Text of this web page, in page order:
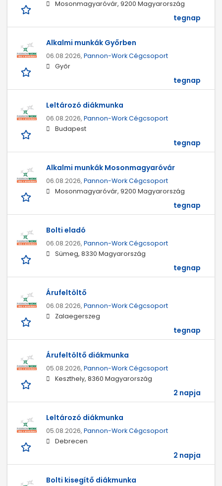
Mosonmagyaróvár, 9200 Magyarország
tegnap
Alkalmi munkák Győrben
06.08.2026, Pannon-Work Cégcsoport
Győr
tegnap
Leltározó diákmunka
06.08.2026, Pannon-Work Cégcsoport
Budapest
tegnap
Alkalmi munkák Mosonmagyaróvár
06.08.2026, Pannon-Work Cégcsoport
Mosonmagyaróvár, 9200 Magyarország
tegnap
Bolti eladó
06.08.2026, Pannon-Work Cégcsoport
Sümeg, 8330 Magyarország
tegnap
Árufeltöltő
06.08.2026, Pannon-Work Cégcsoport
Zalaegerszeg
tegnap
Árufeltöltő diákmunka
05.08.2026, Pannon-Work Cégcsoport
Keszthely, 8360 Magyarország
2 napja
Leltározó diákmunka
05.08.2026, Pannon-Work Cégcsoport
Debrecen
2 napja
Bolti kisegítő diákmunka